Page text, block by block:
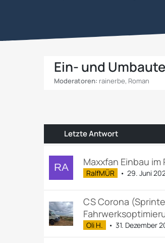
Ein- und
Moderatoren: rainerbe, Roman
Letzte Antwort
Maxxfan Einbau im
RalfMÜR 29. Juni
CS Corona
Oli H. 31. Dezember